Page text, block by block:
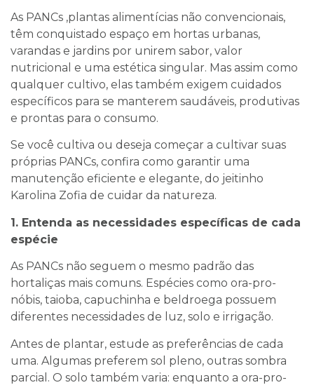
As PANCs ,plantas alimentícias não convencionais,
têm conquistado espaço em hortas urbanas,
varandas e jardins por unirem sabor, valor
nutricional e uma estética singular. Mas assim como
qualquer cultivo, elas também exigem cuidados
específicos para se manterem saudáveis, produtivas
e prontas para o consumo.
Se você cultiva ou deseja começar a cultivar suas
próprias PANCs, confira como garantir uma
manutenção eficiente e elegante, do jeitinho
Karolina Zofia de cuidar da natureza.
1. Entenda as necessidades específicas de cada
espécie
As PANCs não seguem o mesmo padrão das
hortaliças mais comuns. Espécies como ora-pro-
nóbis, taioba, capuchinha e beldroega possuem
diferentes necessidades de luz, solo e irrigação.
Antes de plantar, estude as preferências de cada
uma. Algumas preferem sol pleno, outras sombra
parcial. O solo também varia: enquanto a ora-pro-